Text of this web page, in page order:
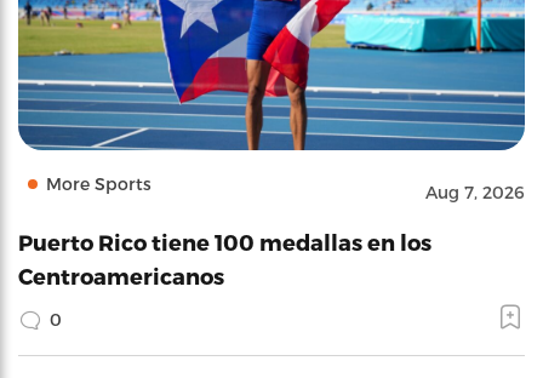
More Sports Aug 7, 2026
Puerto Rico tiene 100 medallas en los
Centroamericanos
0